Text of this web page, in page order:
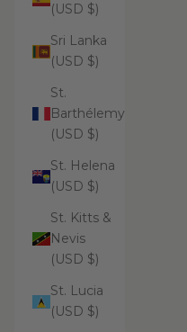
(USD $)
Sri Lanka
(USD $)
St.
Barthélemy
(USD $)
St. Helena
(USD $)
St. Kitts &
Nevis
(USD $)
St. Lucia
(USD $)